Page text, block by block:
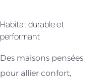
Habitat durable et
performant
Des maisons pensées
pour allier confort,